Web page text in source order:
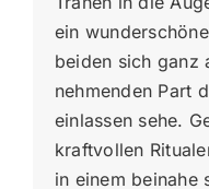
ein
beiden sich ganz
nehmenden Part
einlassen sehe.
kraftvollen
in einem beinahe